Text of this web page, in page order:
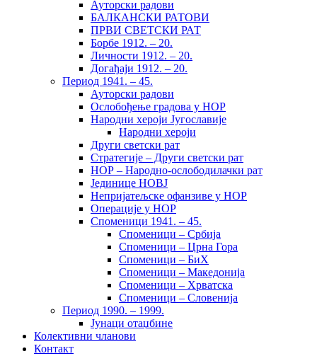
Ауторски радови
БАЛКАНСКИ РАТОВИ
ПРВИ СВЕТСКИ РАТ
Борбе 1912. – 20.
Личности 1912. – 20.
Догађаји 1912. – 20.
Период 1941. – 45.
Ауторски радови
Ослобођење градова у НОР
Народни хероји Југославије
Народни хероји
Други светски рат
Стратегије – Други светски рат
НОР – Народно-ослободилачки рат
Јединице НОВЈ
Непријатељске офанзиве у НОР
Операције у НОР
Споменици 1941. – 45.
Споменици – Србија
Споменици – Црна Гора
Споменици – БиХ
Споменици – Македонија
Споменици – Хрватска
Споменици – Словенија
Период 1990. – 1999.
Јунаци отаџбине
Колективни чланови
Контакт